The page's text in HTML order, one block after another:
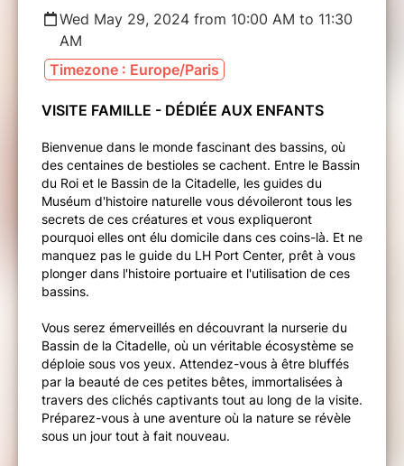
Wed May 29, 2024 from 10:00 AM to 11:30
AM
Timezone : Europe/Paris
VISITE FAMILLE - DÉDIÉE AUX ENFANTS
Bienvenue dans le monde fascinant des bassins, où
des centaines de bestioles se cachent. Entre le Bassin
du Roi et le Bassin de la Citadelle, les guides du
Muséum d'histoire naturelle vous dévoileront tous les
secrets de ces créatures et vous expliqueront
pourquoi elles ont élu domicile dans ces coins-là. Et ne
manquez pas le guide du LH Port Center, prêt à vous
plonger dans l'histoire portuaire et l'utilisation de ces
bassins.
Vous serez émerveillés en découvrant la nurserie du
Bassin de la Citadelle, où un véritable écosystème se
déploie sous vos yeux. Attendez-vous à être bluffés
par la beauté de ces petites bêtes, immortalisées à
travers des clichés captivants tout au long de la visite.
Préparez-vous à une aventure où la nature se révèle
sous un jour tout à fait nouveau.